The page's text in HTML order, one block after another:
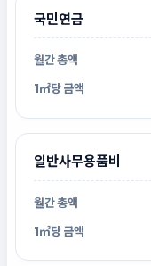
국민연금
일반사무용품비